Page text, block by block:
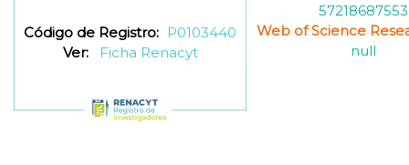
Código de Registro: P0103440
Ver:
Ficha Renacyt
57218687553
Web of Science
null